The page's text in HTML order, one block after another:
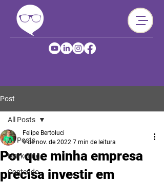
Post
All Posts
Marketing
Conteúdo
All Posts
Por que minha empresa
precisa investir em
Felipe Bertoluci
9 de nov. de 2022 7 min de leitura